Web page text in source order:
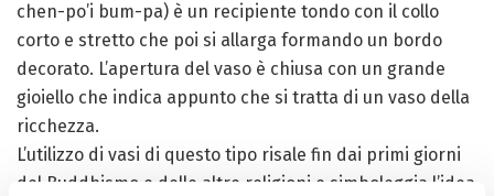
chen-po’i bum-pa) è un recipiente tondo con il collo
corto e stretto che poi si allarga formando un bordo
decorato. L’apertura del vaso è chiusa con un grande
gioiello che indica appunto che si tratta di un vaso della
ricchezza.
L’utilizzo di vasi di questo tipo risale fin dai primi giorni
del Buddhismo e delle altre religioni e simboleggia l’idea